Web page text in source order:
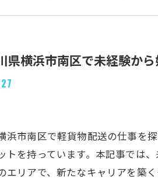
県横浜市南区で未経験か
浜市南区で軽貨物配送の仕事を
トを持っています。本記事では
エリアで、新たなキャリアを築